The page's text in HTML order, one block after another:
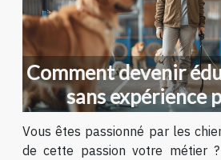
Comment devenir
sans expérience
Vous êtes passionné par les
de cette passion votre métier